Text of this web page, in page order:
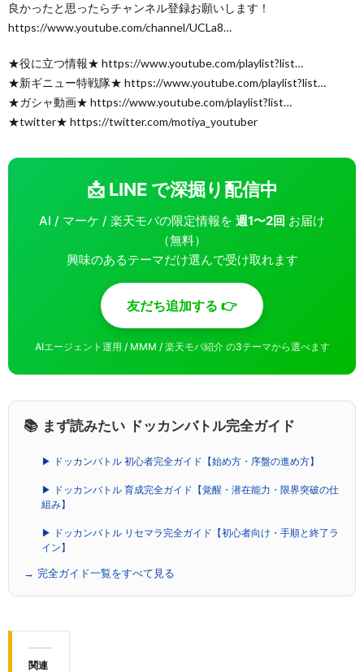
良かったと思ったらチャンネル登録お願いします！
https://www.youtube.com/channel/UCLa8…
★役に立つ情報★ https://www.youtube.com/playlist?list…
★新ギニュー特戦隊★ https://www.youtube.com/playlist?list…
★ガシャ動画★ https://www.youtube.com/playlist?list…
★twitter★ https://twitter.com/motiya_youtuber
📩 LINE で深掘り配信中
AI / マーケ / 楽天モバの限定情報を 週1〜2回 お届け
（無料）
興味のあるテーマだけ選んで受け取れます
友だち追加する 👉
AIエージェント運用 / MMM / 楽天モバ紹介 の3テーマから選べます
📚 まず読みたい ドッカンバトル完全ガイド
▶ ドッカンバトル 初心者完全ガイド【始め方・序盤の進め方】
▶ ドッカンバトル 育成完全ガイド【覚醒・潜在能力・限界突破の仕
組み】
▶ ドッカンバトル リセマラ完全ガイド【初心者向け・手順と終了ラ
イン】
→ 完全ガイド一覧をすべて見る
関連